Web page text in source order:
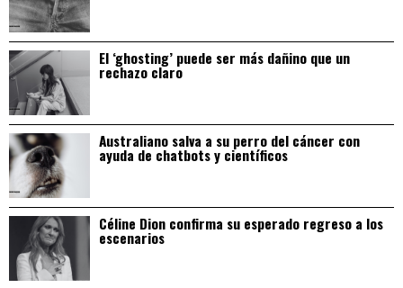
El ‘ghosting’ puede ser más dañino que un
rechazo claro
Australiano salva a su perro del cáncer con
ayuda de chatbots y científicos
Céline Dion confirma su esperado regreso a los
escenarios